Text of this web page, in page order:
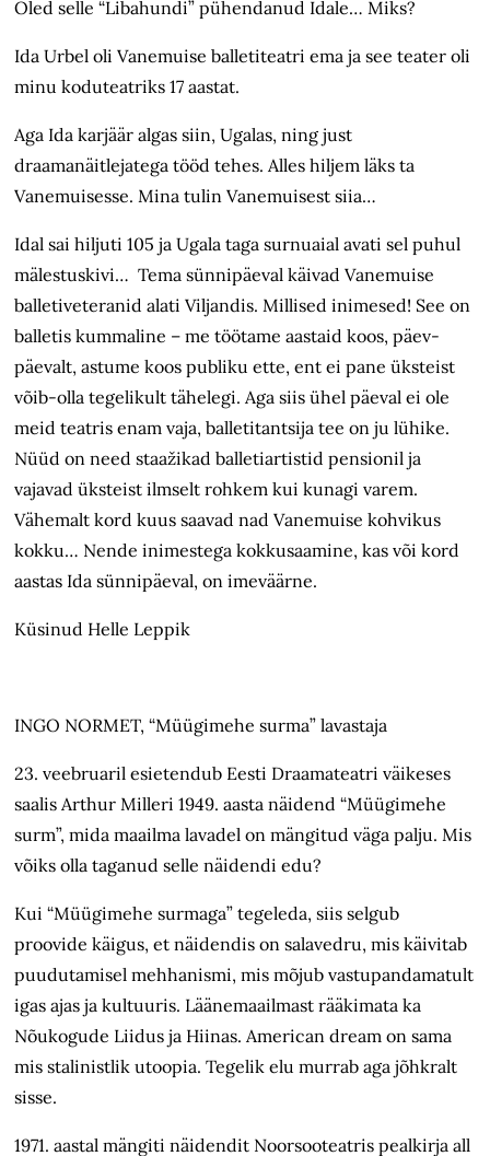
Oled selle “Libahundi” pühendanud Idale… Miks?
Ida Urbel oli Vanemuise balletiteatri ema ja see teater oli
minu koduteatriks 17 aastat.
Aga Ida karjäär algas siin, Ugalas, ning just
draamanäitlejatega tööd tehes. Alles hiljem läks ta
Vanemuisesse. Mina tulin Vanemuisest siia…
Idal sai hiljuti 105 ja Ugala taga surnuaial avati sel puhul
mälestuskivi… Tema sünnipäeval käivad Vanemuise
balletiveteranid alati Viljandis. Millised inimesed! See on
balletis kummaline – me töötame aastaid koos, päev-
päevalt, astume koos publiku ette, ent ei pane üksteist
võib-olla tegelikult tähelegi. Aga siis ühel päeval ei ole
meid teatris enam vaja, balletitantsija tee on ju lühike.
Nüüd on need staažikad balletiartistid pensionil ja
vajavad üksteist ilmselt rohkem kui kunagi varem.
Vähemalt kord kuus saavad nad Vanemuise kohvikus
kokku… Nende inimestega kokkusaamine, kas või kord
aastas Ida sünnipäeval, on imeväärne.
Küsinud Helle Leppik
INGO NORMET, “Müügimehe surma” lavastaja
23. veebruaril esietendub Eesti Draamateatri väikeses
saalis Arthur Milleri 1949. aasta näidend “Müügimehe
surm”, mida maailma lavadel on mängitud väga palju. Mis
võiks olla taganud selle näidendi edu?
Kui “Müügimehe surmaga” tegeleda, siis selgub
proovide käigus, et näidendis on salavedru, mis käivitab
puudutamisel mehhanismi, mis mõjub vastupandamatult
igas ajas ja kultuuris. Läänemaailmast rääkimata ka
Nõukogude Liidus ja Hiinas. American dream on sama
mis stalinistlik utoopia. Tegelik elu murrab aga jõhkralt
sisse.
1971. aastal mängiti näidendit Noorsooteatris pealkirja all